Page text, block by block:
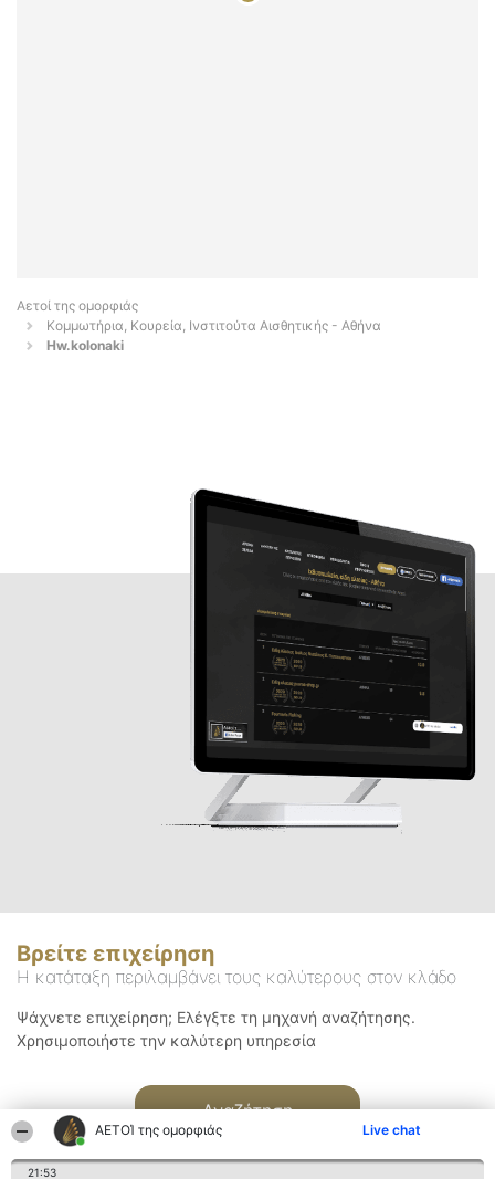
ΑΕΤΟΊ της ομορφιάς Live chat
21:53
Αετοί της ομορφιάς
Κομμωτήρια, Κουρεία, Ινστιτούτα Αισθητικής - Αθήνα
Hw.kolonaki
Βρείτε επιχείρηση
Η κατάταξη περιλαμβάνει τους καλύτερους στον κλάδο
Ψάχνετε επιχείρηση; Ελέγξτε τη μηχανή αναζήτησης.
Χρησιμοποιήστε την καλύτερη υπηρεσία
Αναζήτηση